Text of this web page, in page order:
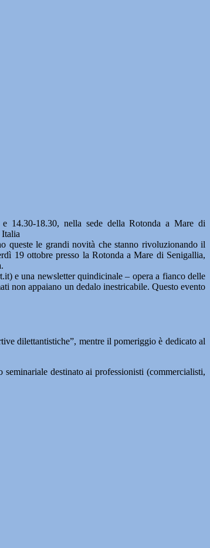
14.30-18.30, nella sede della Rotonda a Mare di
queste le grandi novità che stanno rivoluzionando il
19 ottobre presso la Rotonda a Mare di Senigallia,
e una newsletter quindicinale – opera a fianco delle
non appaiano un dedalo inestricabile. Questo evento
dilettantistiche”, mentre il pomeriggio è dedicato al
destinato ai professionisti (commercialisti,